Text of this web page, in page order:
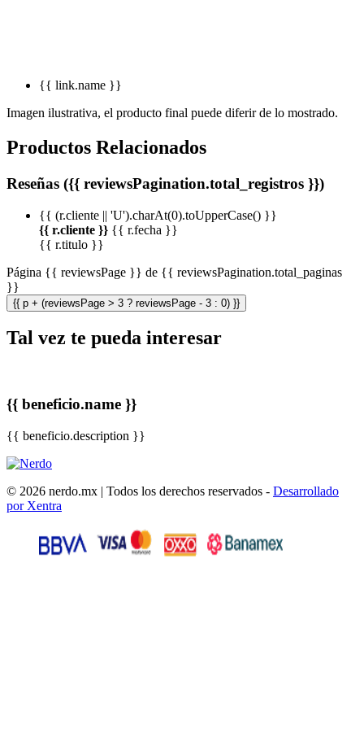
{{ link.name }}
Imagen ilustrativa, el producto final puede diferir de lo mostrado.
Productos Relacionados
Reseñas ({{ reviewsPagination.total_registros }})
{{ (r.cliente || 'U').charAt(0).toUpperCase() }}
{{ r.cliente }} {{ r.fecha }}
{{ r.titulo }}
Página {{ reviewsPage }} de {{ reviewsPagination.total_paginas
}}
{{ p + (reviewsPage > 3 ? reviewsPage - 3 : 0) }}
Tal vez te pueda interesar
{{ beneficio.name }}
{{ beneficio.description }}
© 2026 nerdo.mx | Todos los derechos reservados - Desarrollado
por Xentra